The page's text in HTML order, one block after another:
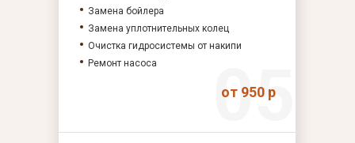
Замена бойлера
Замена уплотнительных колец
Очистка гидросистемы от накипи
Ремонт насоса
от 950 р